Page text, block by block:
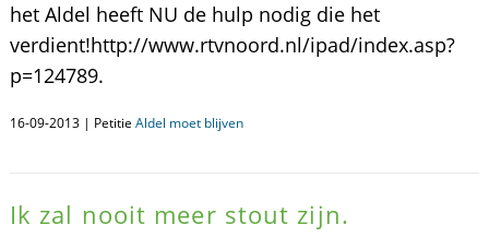
het Aldel heeft NU de hulp nodig die het
verdient!http://www.rtvnoord.nl/ipad/index.asp?
p=124789.
16-09-2013 | Petitie Aldel moet blijven
Ik zal nooit meer stout zijn.